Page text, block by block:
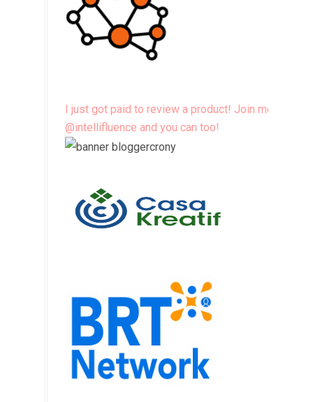
I just got paid to review a product! Join me
@intellifluence and you can too!